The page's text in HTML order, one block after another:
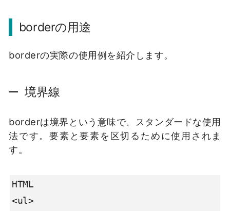
borderの用途
borderの実際の使用例を紹介します。
境界線
borderは境界という意味で、スタンダードな使用
法です。要素と要素を区切るために使用されま
す。
HTML
<ul>